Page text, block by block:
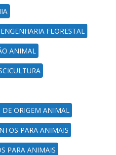
FLORESTAL
ANIMAL
DE ORIGEM ANIMAL
PARA ANIMAIS
PARA ANIMAIS